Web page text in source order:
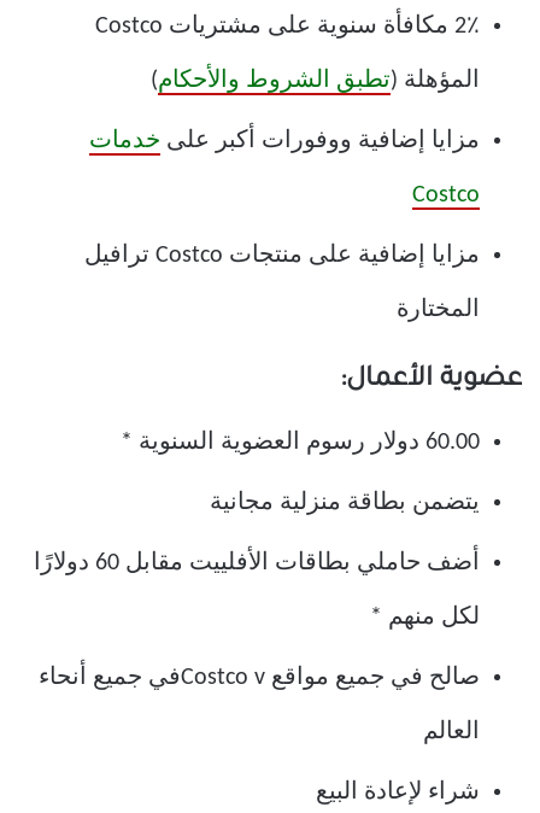
2٪ مكافأة سنوية على مشتريات Costco
المؤهلة (تطبق الشروط والأحكام)
مزايا إضافية ووفورات أكبر على خدمات
Costco
مزايا إضافية على منتجات Costco ترافيل
المختارة
عضوية الأعمال:
60.00 دولار رسوم العضوية السنوية *
يتضمن بطاقة منزلية مجانية
أضف حاملي بطاقات الأفلييت مقابل 60 دولارًا
لكل منهم *
صالح في جميع مواقع Costco vفي جميع أنحاء
العالم
شراء لإعادة البيع